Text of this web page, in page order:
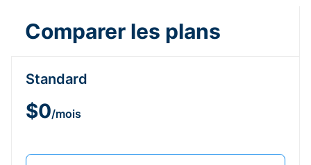
Comparer les plans
Standard
$0/mois